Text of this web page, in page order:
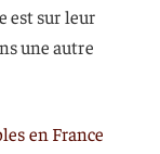
est sur leur
une autre
en France